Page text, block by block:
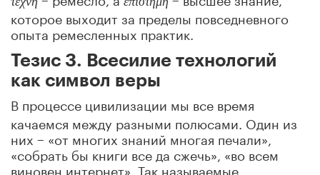
которое выходит за пределы повседневного
опыта ремесленных практик.
Тезис 3. Всесилие технологий
как символ веры
В процессе цивилизации мы все время
качаемся между разными полюсами. Один из
них − «от многих знаний многая печали»,
«собрать бы книги все да сжечь», «во всем
виновен интернет». Так называемые